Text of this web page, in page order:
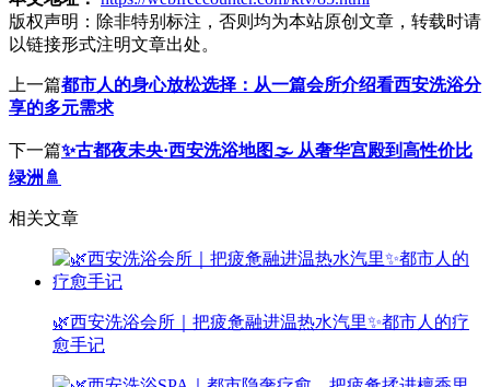
版权声明： 除非特别标注，否则均为本站原创文章，转载时请
以链接形式注明文章出处。
上一篇都市人的身心放松选择：从一篇会所介绍看西安洗浴分
享的多元需求
下一篇✨古都夜未央·西安洗浴地图🌫️ 从奢华宫殿到高性价比
绿洲🚿
相关文章
🌿西安洗浴会所｜把疲惫融进温热水汽里✨都市人的疗
愈手记